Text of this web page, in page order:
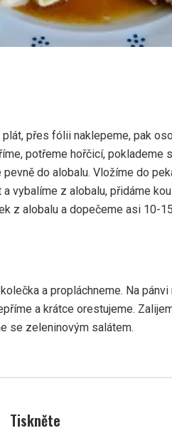
plát, přes fólii naklepeme, pak
potřeme hořčicí, poklademe
do alobalu. Vložíme do
vybalíme z alobalu, přidáme
z alobalu a dopečeme asi 10-
a propláchneme. Na
a krátce orestujeme.
se zeleninovým salátem.
Tiskněte